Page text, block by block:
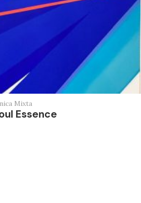
Mixta
Essence